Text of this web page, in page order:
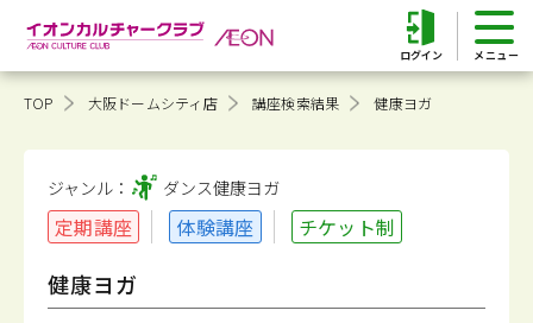
ログイン
TOP 大阪ドームシティ店 講座検索結果 健康ヨガ
ジャンル： ダンス健康ヨガ
定期講座 体験講座 チケット制
健康ヨガ